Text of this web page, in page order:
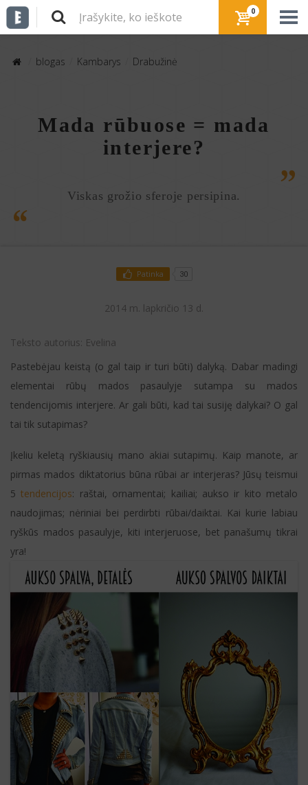
0
blogas Kambarys Drabužinė
Mada rūbuose = mada
interjere?
Viskas grožio sferoje persipina.
Patinka 30
2014 m. lapkričio 13 d.
Teksto autorius: Evelina
Pastebėjau keistą (o gal taip ir turi būti) dalyką. Dabar madingi
elementai rūbų mados pasaulyje sutampa su mados
tendencijomis interjere. Ar gali būti, kad tai susiję dalykai? O gal
tai tik sutapimas?
Įkeliu keletą ryškiausių mano akiai sutapimų. Kaip manote, ar
pirmas mados diktatorius būna rūbai ar interjeras? Jūsų teismui
5tendencijos: raštai, ornamentai; kailiai; aukso ir kito metalo
naudojimas; nėriniai bei perdirbti rūbai/daiktai. Kai kurie labiau
ryškūs mados pasaulyje, kiti interjeruose, bet panašumų tikrai
yra!